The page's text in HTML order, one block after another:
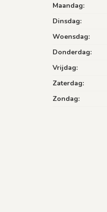
Maandag:
Dinsdag:
Woensdag:
Donderdag:
Vrijdag:
Zaterdag:
Zondag: